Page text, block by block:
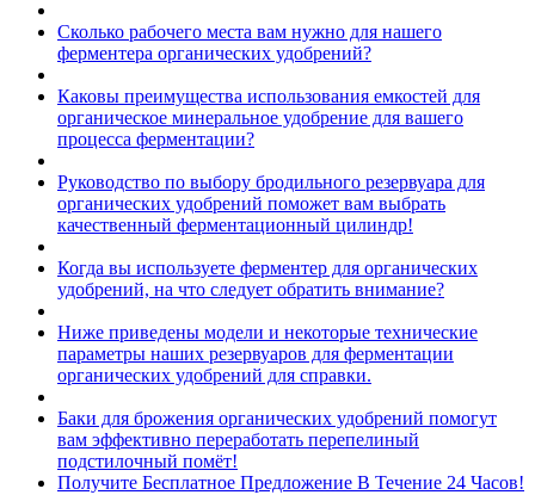
Сколько рабочего места вам нужно для нашего
ферментера органических удобрений?
Каковы преимущества использования емкостей для
органическое минеральное удобрение для вашего
процесса ферментации?
Руководство по выбору бродильного резервуара для
органических удобрений поможет вам выбрать
качественный ферментационный цилиндр!
Когда вы используете ферментер для органических
удобрений, на что следует обратить внимание?
Ниже приведены модели и некоторые технические
параметры наших резервуаров для ферментации
органических удобрений для справки.
Баки для брожения органических удобрений помогут
вам эффективно переработать перепелиный
подстилочный помёт!
Получите Бесплатное Предложение В Течение 24 Часов!